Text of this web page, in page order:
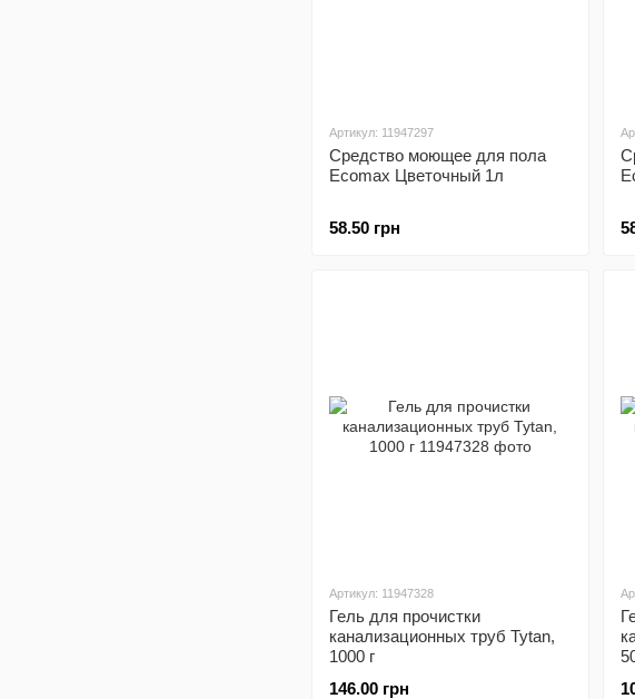
Артикул: 11947297
Средство моющее для пола
Ecomax Цветочный 1л
58.50 грн
Артикул: 11947328
Гель для прочистки
канализационных труб Tytan,
1000 г
146.00 грн